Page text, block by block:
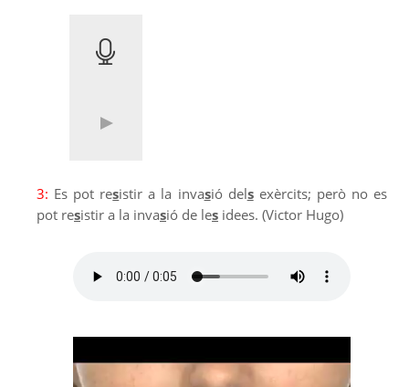
3: Es pot resistir a la invasió delsexèrcits; però no es
pot resistir a la invasió de les idees. (Victor Hugo)